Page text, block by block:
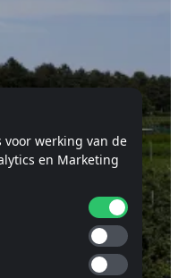
voor werking van de
en Marketing